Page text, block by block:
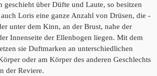
über Düfte und Laute, so besitzen
Loris eine ganze Anzahl von Drüsen, die -
unter dem Kinn, an der Brust, nahe der
Innenseite der Ellenbogen liegen. Mit dem
sie Duftmarken an unterschiedlichen
oder am Körper des anderen Geschlechts
der Reviere.